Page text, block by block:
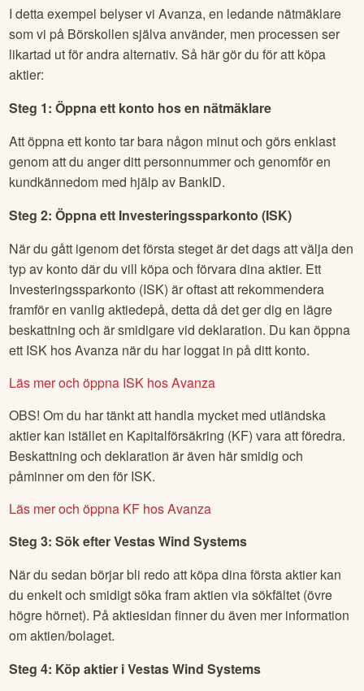
I detta exempel belyser vi Avanza, en ledande nätmäklare
som vi på Börskollen själva använder, men processen ser
likartad ut för andra alternativ. Så här gör du för att köpa
aktier:
Steg 1: Öppna ett konto hos en nätmäklare
Att öppna ett konto tar bara någon minut och görs enklast
genom att du anger ditt personnummer och genomför en
kundkännedom med hjälp av BankID.
Steg 2: Öppna ett Investeringssparkonto (ISK)
När du gått igenom det första steget är det dags att välja den
typ av konto där du vill köpa och förvara dina aktier. Ett
Investeringssparkonto (ISK) är oftast att rekommendera
framför en vanlig aktiedepå, detta då det ger dig en lägre
beskattning och är smidigare vid deklaration. Du kan öppna
ett ISK hos Avanza när du har loggat in på ditt konto.
Läs mer och öppna ISK hos Avanza
OBS! Om du har tänkt att handla mycket med utländska
aktier kan istället en Kapitalförsäkring (KF) vara att föredra.
Beskattning och deklaration är även här smidig och
påminner om den för ISK.
Läs mer och öppna KF hos Avanza
Steg 3: Sök efterVestas Wind Systems
När du sedan börjar bli redo att köpa dina första aktier kan
du enkelt och smidigt söka fram aktien via sökfältet (övre
högre hörnet). På aktiesidan finner du även mer information
om aktien/bolaget.
Steg 4: Köp aktier iVestas Wind Systems